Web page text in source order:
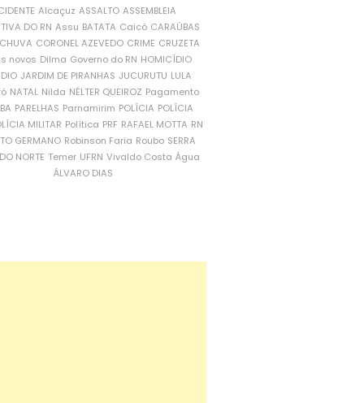
Alcaçuz ASSALTO ASSEMBLEIA
DO RN Assu BATATA Caicó CARAÚBAS
CORONEL AZEVEDO CRIME CRUZETA
novos Dilma Governo do RN HOMICÍDIO
JARDIM DE PIRANHAS JUCURUTU LULA
NATAL Nilda NÉLTER QUEIROZ Pagamento
PARELHAS Parnamirim POLÍCIA POLÍCIA
MILITAR Política PRF RAFAEL MOTTA RN
GERMANO Robinson Faria Roubo SERRA
NORTE Temer UFRN Vivaldo Costa Água
ÁLVARO DIAS